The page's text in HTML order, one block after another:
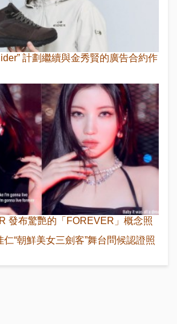
計劃繼續與金秀賢的廣告合約作
發布驚艷的「FOREVER」概念照
“朝鮮美女三劍客”舞台問候認證照